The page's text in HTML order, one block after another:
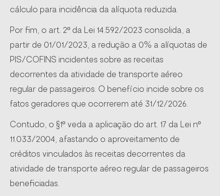
cálculo para incidência da alíquota reduzida.
Por fim, o art. 2º da Lei 14.592/2023 consolida, a
partir de 01/01/2023, a redução a 0% a alíquotas de
PIS/COFINS incidentes sobre as receitas
decorrentes da atividade de transporte aéreo
regular de passageiros. O benefício incide sobre os
fatos geradores que ocorrerem até 31/12/2026.
Contudo, o §1º veda a aplicação do art. 17 da Lei nº
11.033/2004, afastando o aproveitamento de
créditos vinculados às receitas decorrentes da
atividade de transporte aéreo regular de passageiros
beneficiadas.